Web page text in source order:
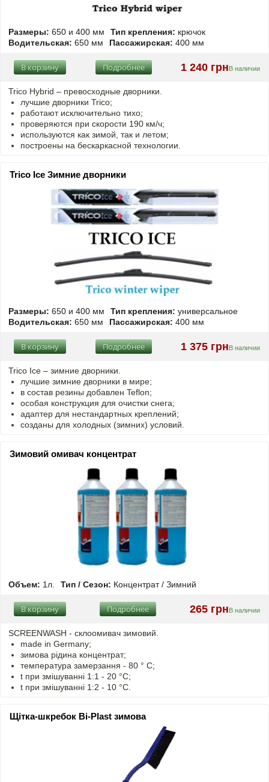
Размеры: 650 и 400 мм Тип крепления: крючок
Водительская: 650 мм Пассажирская: 400 мм
1 240 грнВ наличии
Подробнее
В корзину
Trico Hybrid – превосходные дворники.
лучшие дворники Trico;
работают исключительно тихо;
проверяются при скорости 190 км/ч;
используются как зимой, так и летом;
построены на бескаркасной технологии.
Trico Ice Зимние дворники
Размеры: 650 и 400 мм Тип крепления: универсальное
Водительская: 650 мм Пассажирская: 400 мм
1 375 грнВ наличии
Подробнее
В корзину
Trico Ice – зимние дворники.
лучшие зимние дворники в мире;
в состав резины добавлен Teflon;
особая конструкция для очистки снега;
адаптер для нестандартных креплений;
созданы для холодных (зимних) условий.
Зимовий омивач концентрат
Объем: 1л. Тип / Сезон: Концентрат / Зимний
265 грнВ наличии
Подробнее
В корзину
SCREENWASH - cклоомивач зимовий.
made in Germany;
зимова рідина концентрат;
температура замерзання - 80 ° C;
t при змішуванні 1:1 - 20 °C;
t при змішуванні 1:2 - 10 °C.
Щітка-шкребок Bi-Plast зимова